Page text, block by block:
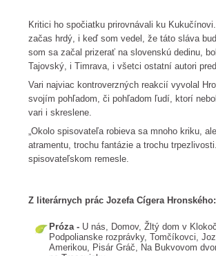
Kritici ho spočiatku prirovnávali ku
začas hrdý, i keď som vedel, že táto sláva
som sa začal prizerať na slovenskú dedinu,
Tajovský, i Timrava, i všetci ostatní autori
Vari najviac kontroverzných reakcií vyvolal
svojím pohľadom, či pohľadom ľudí, ktorí
vari i skreslene.
„Okolo spisovateľa robieva sa mnoho kriku,
atramentu, trochu fantázie a trochu
spisovateľskom remesle.
Z literárnych prác Jozefa Cígera Hronského:
Próza - U nás, Domov, Žltý dom v
Podpolianske rozprávky, Tomčíkovci,
Amerikou, Pisár Gráč, Na Bukvovom